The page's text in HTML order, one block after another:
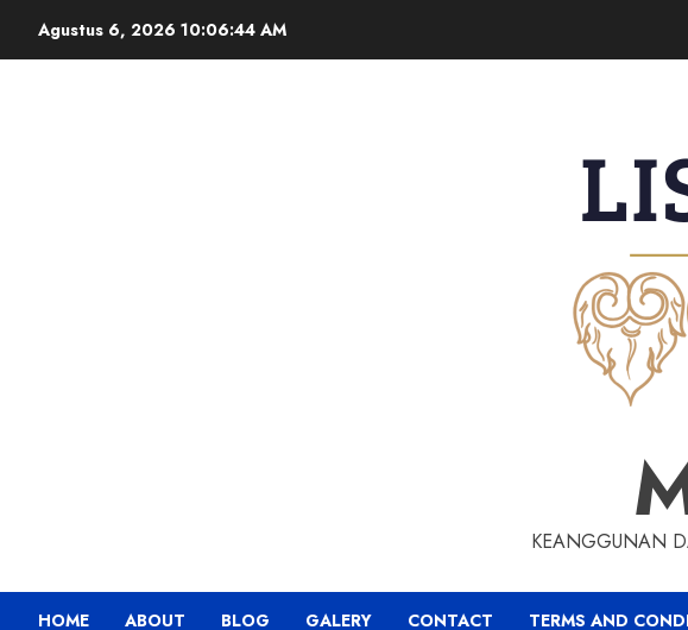
Agustus 6, 2026 10:06:45 AM
KEANGGUNAN
HOME ABOUT BLOG GALERY CONTACT TERMS AND